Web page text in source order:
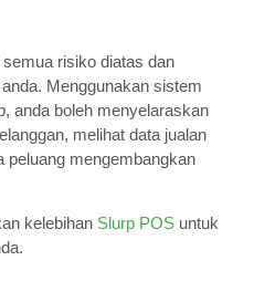
risiko diatas dan
Menggunakan sistem
anda boleh menyelaraskan
melihat data jualan
peluang mengembangkan
kelebihan Slurp POS untuk